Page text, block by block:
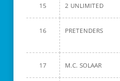
15 2 UNLIMITED
16 PRETENDERS
17 M.C. SOLAAR